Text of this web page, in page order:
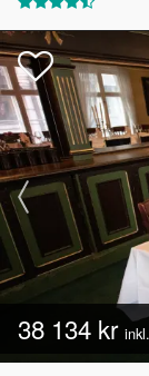
38 134 kr